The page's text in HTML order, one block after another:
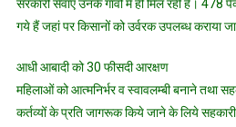
सरकारी सेवाएं उनके गांवों में ही मिल रही है। 478
गये हैं जहां पर किसानों को उर्वरक उपलब्ध कराया
आधी आबादी को 30 फीसदी आरक्षण
महिलाओं को आत्मनिर्भर व स्वावलम्बी बनाने तथा
कर्तव्यों के प्रति जागरूक किये जाने के लिये